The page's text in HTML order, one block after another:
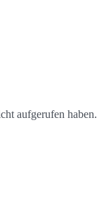
aufgerufen haben.